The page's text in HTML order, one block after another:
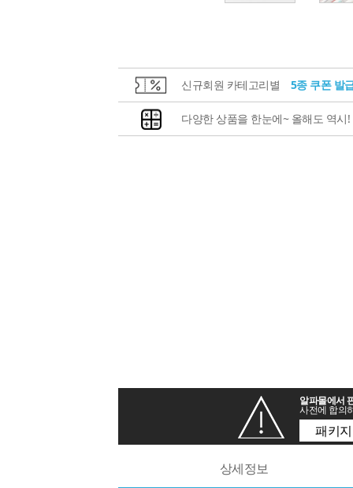
신규회원 카테고리별 5종 쿠폰 발
다양한 상품을 한눈에~ 올해도 역시!
알파몰에서
사전에 합의
패키
상세정보